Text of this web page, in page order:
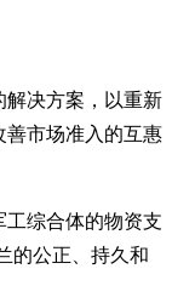
解决方案，以重新
善市场准入的互惠
综合体的物资支
的公正、持久和